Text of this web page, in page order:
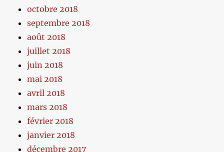
octobre 2018
septembre 2018
août 2018
juillet 2018
juin 2018
mai 2018
avril 2018
mars 2018
février 2018
janvier 2018
décembre 2017